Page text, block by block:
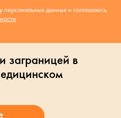
персональных данных и соглашаюсь
заграницей в